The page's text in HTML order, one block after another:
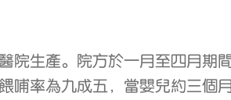
生產。院方於一月至四月期
哺率為九成五，當嬰兒約三個